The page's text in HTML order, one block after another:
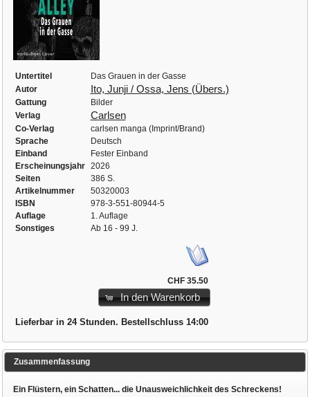
Untertitel
Das Grauen in der Gasse
Autor
Ito, Junji / Ossa, Jens (Übers.)
Gattung
Bilder
Verlag
Carlsen
Co-Verlag
carlsen manga (Imprint/Brand)
Sprache
Deutsch
Einband
Fester Einband
Erscheinungsjahr
2026
Seiten
386 S.
Artikelnummer
50320003
ISBN
978-3-551-80944-5
Auflage
1. Auflage
Sonstiges
Ab 16 - 99 J.
CHF 35.50
In den Warenkorb
Lieferbar in 24 Stunden. Bestellschluss 14:00
Zusammenfassung
Ein Flüstern, ein Schatten... die Unausweichlichkeit des Schreckens!